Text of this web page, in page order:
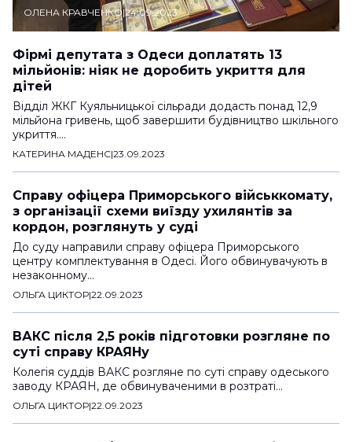
ОЛЕНА КРАВЧЕНКО|24.09.2023
Фірмі депутата з Одеси доплатять 13
мільйонів: ніяк не доробить укриття для
дітей
Відділ ЖКГ Куяльницької сільради додасть понад 12,9
мільйона гривень, щоб завершити будівництво шкільного
укриття.…
КАТЕРИНА МАДЕНС|23.09.2023
Справу офіцера Приморського військкомату,
з організації схеми виїзду ухилянтів за
кордон, розглянуть у суді
До суду направили справу офіцера Приморського
центру комплектування в Одесі. Його обвинувачують в
незаконному…
ОЛЬГА ЦИКТОР|22.09.2023
ВАКС після 2,5 років підготовки розгляне по
суті справу КРАЯНу
Колегія суддів ВАКС розгляне по суті справу одеського
заводу КРАЯН, де обвинуваченими в розтраті…
ОЛЬГА ЦИКТОР|22.09.2023